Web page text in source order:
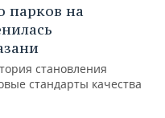
парков на
становления
стандарты качества